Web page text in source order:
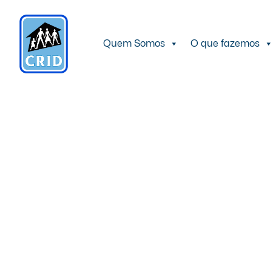
Quem Somos O que fazemos